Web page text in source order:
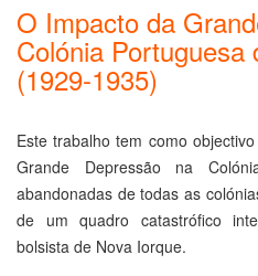
O Impacto da
Colónia Portuguesa
(1929-1935)
Este trabalho tem como
Grande Depressão na
abandonadas de todas as
de um quadro catastrófico
bolsista de Nova Iorque.